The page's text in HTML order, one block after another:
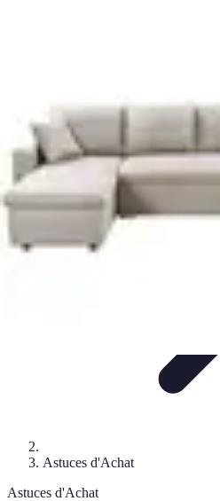
Astuces d'Achat
Astuces d'Achat